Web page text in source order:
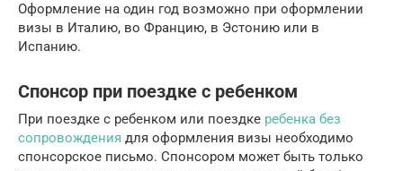
Оформление на один год возможно при оформлении
визы в Италию, во Францию, в Эстонию или в
Испанию.
Спонсор при поездке с ребенком
При поездке с ребенком или поездке ребенка без
сопровождения для оформления визы необходимо
спонсорское письмо. Спонсором может быть только